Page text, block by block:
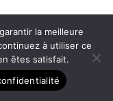
la meilleure
à utiliser ce
êtes satisfait.